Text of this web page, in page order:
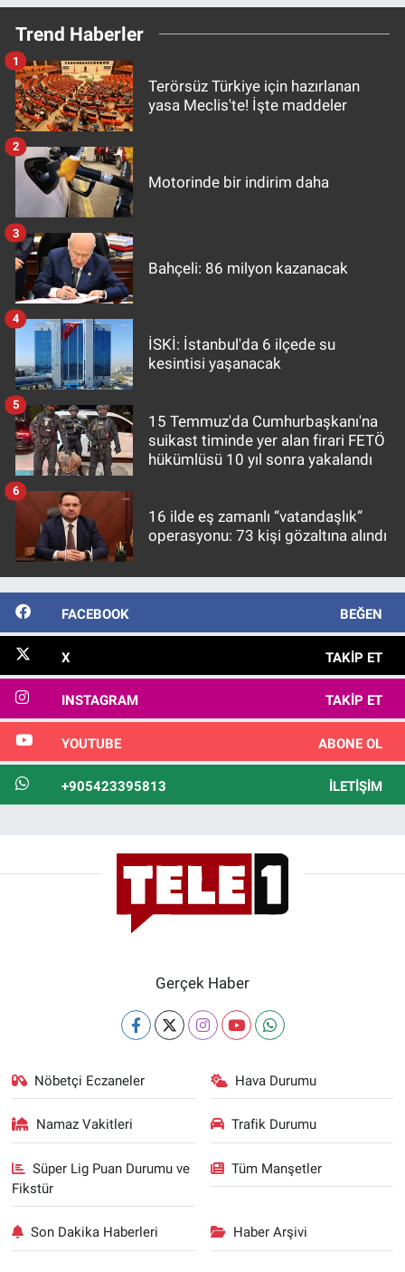
Trend Haberler
Terörsüz Türkiye için hazırlanan
yasa Meclis'te! İşte maddeler
1
Motorinde bir indirim daha
2
Bahçeli: 86 milyon kazanacak
3
İSKİ: İstanbul'da 6 ilçede su
kesintisi yaşanacak
4
15 Temmuz'da Cumhurbaşkanı'na
suikast timinde yer alan firari FETÖ
hükümlüsü 10 yıl sonra yakalandı
5
16 ilde eş zamanlı “vatandaşlık”
operasyonu: 73 kişi gözaltına alındı
6
FACEBOOK BEĞEN
X TAKIP ET
INSTAGRAM TAKIP ET
YOUTUBE ABONE OL
+905423395813 İLETIŞIM
Gerçek Haber
Nöbetçi Eczaneler Hava Durumu
Namaz Vakitleri Trafik Durumu
Süper Lig Puan Durumu ve
Fikstür
Tüm Manşetler
Son Dakika Haberleri Haber Arşivi